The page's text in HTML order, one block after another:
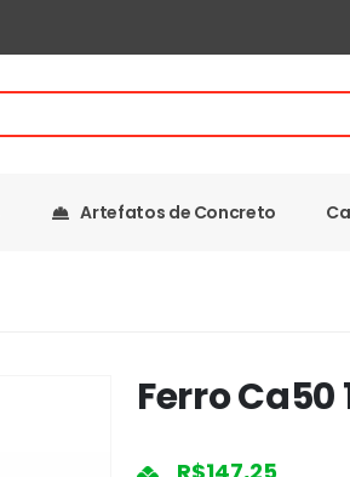
Artefatos de Concreto
Ferro Ca50